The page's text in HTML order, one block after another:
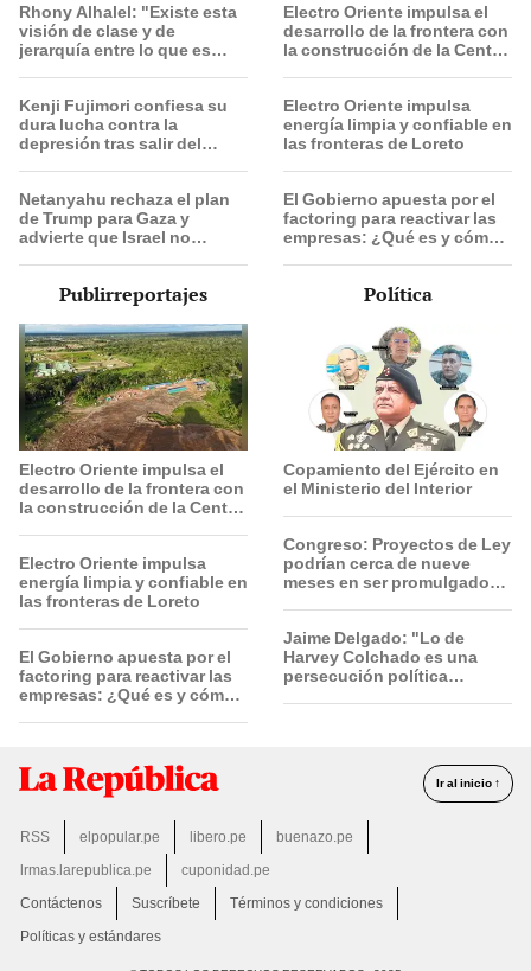
Rhony Alhalel: "Existe esta
visión de clase y de
jerarquía entre lo que es
Kenji Fujimori confiesa su
dura lucha contra la
depresión tras salir del
esposa
Netanyahu rechaza el plan
de Trump para Gaza y
advierte que Israel no
Hamás
Electro Oriente impulsa el
desarrollo de la frontera con
la construcción de la Central
Electro Oriente impulsa
energía limpia y confiable en
las fronteras de Loreto
El Gobierno apuesta por el
factoring para reactivar las
empresas: ¿Qué es y cómo
Publirreportajes
Electro Oriente impulsa el
desarrollo de la frontera con
la construcción de la Central
Electro Oriente impulsa
energía limpia y confiable en
las fronteras de Loreto
El Gobierno apuesta por el
factoring para reactivar las
empresas: ¿Qué es y cómo
Política
Copamiento del Ejército en
el Ministerio del Interior
Congreso: Proyectos de Ley
podrían cerca de nueve
meses en ser promulgados
Jaime Delgado: "Lo de
Harvey Colchado es una
persecución política
Ir al inicio ↑
RSS elpopular.pe libero.pe
buenazo.pe
lrmas.larepublica.pe
cuponidad.pe
Contáctenos
Suscríbete
Términos y condiciones
Políticas y estándares